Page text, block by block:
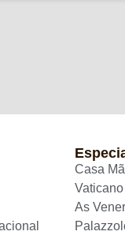
Casa
Vaticano
As